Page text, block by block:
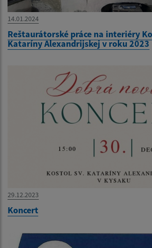
14.01.2024
Reštaurátorské práce na interiéry
Kataríny Alexandrijskej v roku 2023
29.12.2023
Koncert